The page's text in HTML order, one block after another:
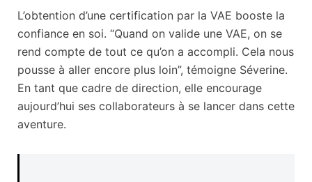
L’obtention d’une certification par la VAE booste la
confiance en soi. “Quand on valide une VAE, on se
rend compte de tout ce qu’on a accompli. Cela nous
pousse à aller encore plus loin”, témoigne Séverine.
En tant que cadre de direction, elle encourage
aujourd’hui ses collaborateurs à se lancer dans cette
aventure.